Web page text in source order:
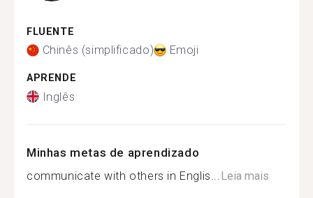
FLUENTE
Chinês (simplificado) Emoji
APRENDE
Inglês
Minhas metas de aprendizado
communicate with others in Englis... Leia mais